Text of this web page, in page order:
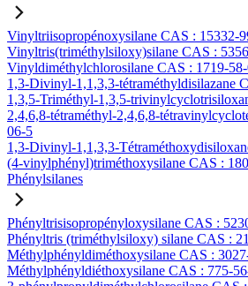
Vinyltriisopropénoxysilane CAS : 15332-
Vinyltris(triméthylsiloxy)silane CAS :
Vinyldiméthylchlorosilane CAS : 1719-
1,3-Divinyl-1,1,3,3-tétraméthyldisilazane
1,3,5-Triméthyl-1,3,5-
2,4,6,8-tétraméthyl-2,4,6,8-
06-5
1,3-Divinyl-1,1,3,3-
(4-vinylphényl)triméthoxysilane CAS :
Phénylsilanes
Phényltrisisopropényloxysilane CAS :
Phényltris (triméthylsiloxy) silane CAS :
Méthylphényldiméthoxysilane CAS :
Méthylphényldiéthoxysilane CAS : 775-